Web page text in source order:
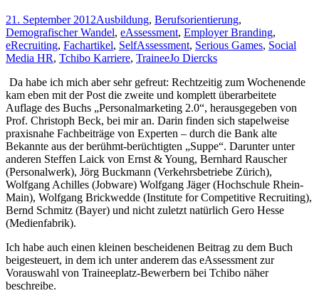
21. September 2012Ausbildung, Berufsorientierung,
Demografischer Wandel, eAssessment, Employer Branding,
eRecruiting, Fachartikel, SelfAssessment, Serious Games, Social
Media HR, Tchibo Karriere, TraineeJo Diercks
Da habe ich mich aber sehr gefreut: Rechtzeitig zum Wochenende
kam eben mit der Post die zweite und komplett überarbeitete
Auflage des Buchs „Personalmarketing 2.0“, herausgegeben von
Prof. Christoph Beck, bei mir an. Darin finden sich stapelweise
praxisnahe Fachbeiträge von Experten – durch die Bank alte
Bekannte aus der berühmt-berüchtigten „Suppe“. Darunter unter
anderen Steffen Laick von Ernst & Young, Bernhard Rauscher
(Personalwerk), Jörg Buckmann (Verkehrsbetriebe Zürich),
Wolfgang Achilles (Jobware) Wolfgang Jäger (Hochschule Rhein-
Main), Wolfgang Brickwedde (Institute for Competitive Recruiting),
Bernd Schmitz (Bayer) und nicht zuletzt natürlich Gero Hesse
(Medienfabrik).
Ich habe auch einen kleinen bescheidenen Beitrag zu dem Buch
beigesteuert, in dem ich unter anderem das eAssessment zur
Vorauswahl von Traineeplatz-Bewerbern bei Tchibo näher
beschreibe.